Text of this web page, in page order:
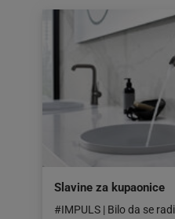
Slavine za kupaonice
#IMPULS | Bilo da se